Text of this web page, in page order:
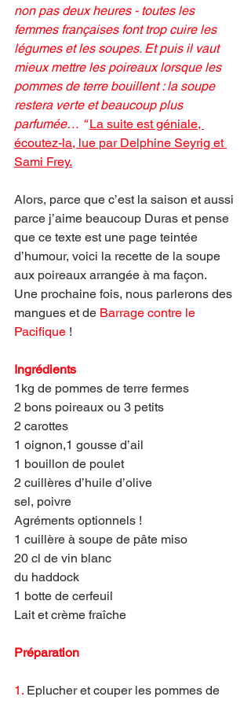
non pas deux heures - toutes les
femmes françaises font trop cuire les
légumes et les soupes. Et puis il vaut
mieux mettre les poireaux lorsque les
pommes de terre bouillent : la soupe
restera verte et beaucoup plus
parfumée… “ La suite est géniale,
écoutez-la, lue par Delphine Seyrig et
Sami Frey.
Alors, parce que c’est la saison et aussi
parce j’aime beaucoup Duras et pense
que ce texte est une page teintée
d’humour, voici la recette de la soupe
aux poireaux arrangée à ma façon.
Une prochaine fois, nous parlerons des
mangues et de Barrage contre le
Pacifique !
Ingrédients
1kg de pommes de terre fermes
2 bons poireaux ou 3 petits
2 carottes
1 oignon,1 gousse d’ail
1 bouillon de poulet
2 cuillères d’huile d’olive
sel, poivre
Agréments optionnels !
1 cuillère à soupe de pâte miso
20 cl de vin blanc
du haddock
1 botte de cerfeuil
Lait et crème fraîche
Préparation
1. Eplucher et couper les pommes de